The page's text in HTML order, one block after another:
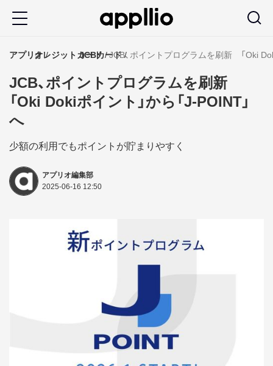
ン
移
アプリオクレジットカード
JCBカードJCB、ポイントプログラムを刷新 「Oki
JCB、ポイントプログラムを刷新
「Oki Dokiポイント」から「J-POINT」
へ
少額の利用でもポイントが貯まりやすく
アプリオ編集部
2025-06-16 12:50